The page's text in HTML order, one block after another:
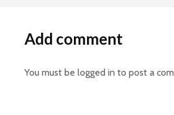
Add comment
You must be logged in to post a